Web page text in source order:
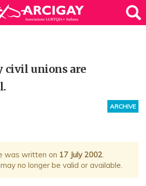
civil unions are
ARCHIVE
was written on 17 July 2002.
no longer be valid or available.